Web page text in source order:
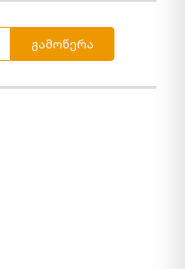
გამოწერა